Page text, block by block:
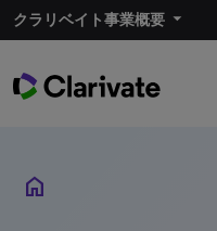
クラリベイト事業概要​
home